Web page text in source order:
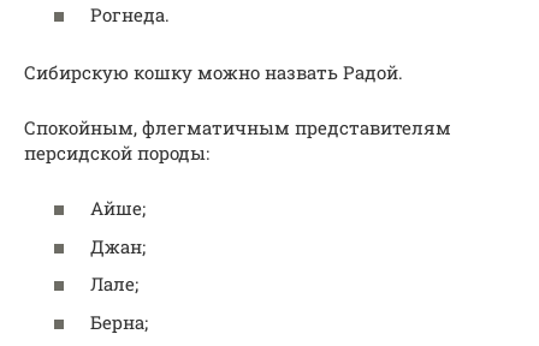
Рогнеда.
Сибирскую кошку можно назвать Радой.
Спокойным, флегматичным представителям
персидской породы:
Айше;
Джан;
Лале;
Берна;